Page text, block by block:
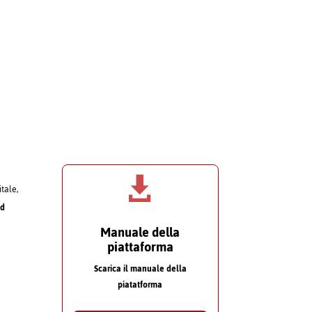

Manuale della
piattaforma
Scarica il manuale della
piatatforma